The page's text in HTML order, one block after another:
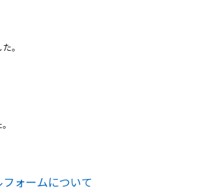
。
ォームについて